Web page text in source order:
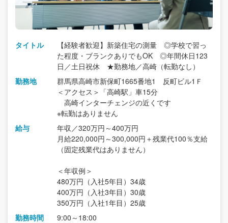
タイトル
【経験者歓迎】新築住宅の測量 ◎学校で習っ
た程度・ブランクありでもOK ◎年間休日123
日／土日祝休 ★勤務地／高崎（転勤なし）
勤務地
群馬県高崎市新保町1665番地1 反町ビル1Ｆ
＜アクセス＞「高崎駅」車15分
高崎インターチェンジの近くです
※転勤はありません
給与
年収／320万円～400万円
月給220,000円～300,000円＋残業代100％支給
（固定残業代はありません）
＜年収例＞
480万円（入社5年目）34歳
400万円（入社3年目）30歳
350万円（入社1年目）25歳
勤務時間
9:00～18:00